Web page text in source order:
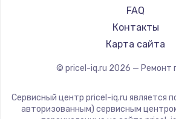
Установка / подключение
1300 руб.
Заказать
1400 руб.
Zeiss
AGM Global Vision
Pilad
Venox
FAQ
Контакты
Карта сайта
© pricel-iq.ru 2026 — Ремонт
Сервисный центр pricel-iq.ru является
авторизованным) сервисным